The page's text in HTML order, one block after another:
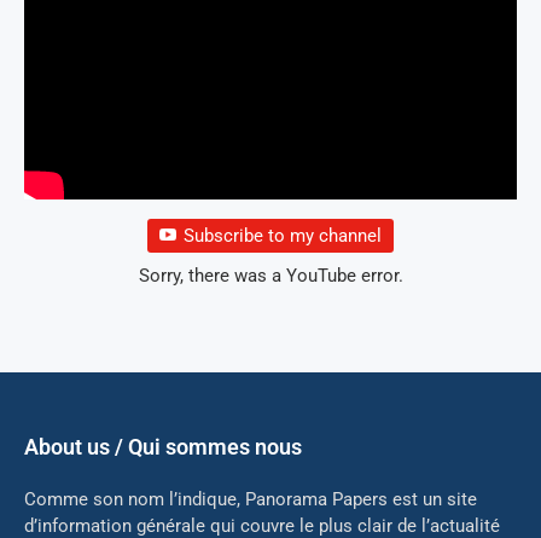
Subscribe to my channel
Sorry, there was a YouTube error.
About us / Qui sommes nous
Comme son nom l’indique, Panorama Papers est un site
d’information générale qui couvre le plus clair de l’actualité